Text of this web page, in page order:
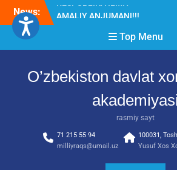
Skip
content
News:
Diqqat e’lon!
2026” tadbiri bo‘lib o‘tdi
RESPUBLIKA ILMIY-
Top Menu
O’zbekiston davlat
akademiyasi
rasmiy sayt
71 215 55 94
milliyraqs@umail.uz
100031,
Yusuf Xos